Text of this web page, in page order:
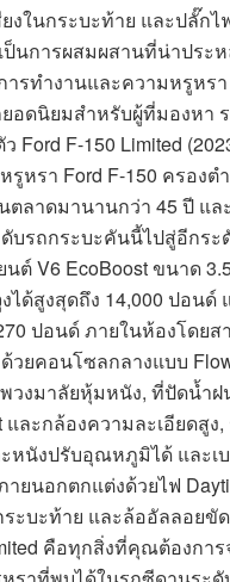
ยงในกระบะท้าย และปลั๊ก
ป็นการผสมผสานที่น่าประ
ารทำงานและความหรูหร
อดนิยมสำหรับผู้ที่มองหา
Ford F-150 Limited
หรา Ford F-150 ครองต
ตลาดมานานกว่า 45 ปี แล
บรถกระบะคันนี้ไปสู่อีกร
นต์ V6 EcoBoost ขนาด
ได้สูงสุดถึง 14,000 ปอนด์
ปอนด์ ภายในห้องโดยส
วยคอนโซลกลางแบบ
วงมาลัยหุ้มหนัง, ที่ปัดน้ำฝ
และกล้องความละเอียดสูง
ะหนังปรับอุณหภูมิได้ และเ
ายนอกตกแต่งด้วยไฟ
ระบะท้าย และล้ออัลลอยขั
คือทุกสิ่งที่คุณต้องการ